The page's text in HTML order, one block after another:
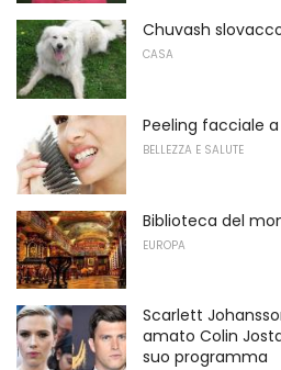
Chuvash
CASA
Peeling facciale
BELLEZZA E SALUTE
Biblioteca del
EUROPA
Scarlett
amato Colin
suo programma